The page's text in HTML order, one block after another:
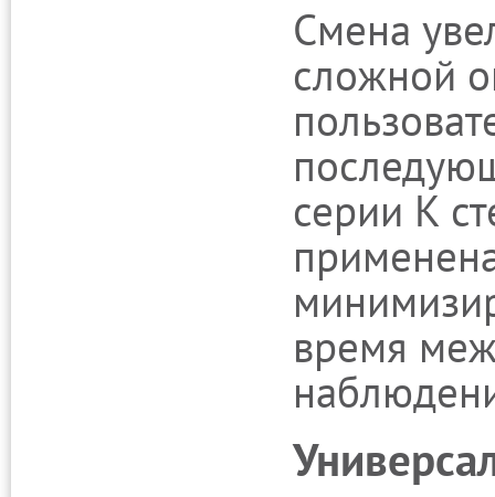
Смена
сложной
серии K
время